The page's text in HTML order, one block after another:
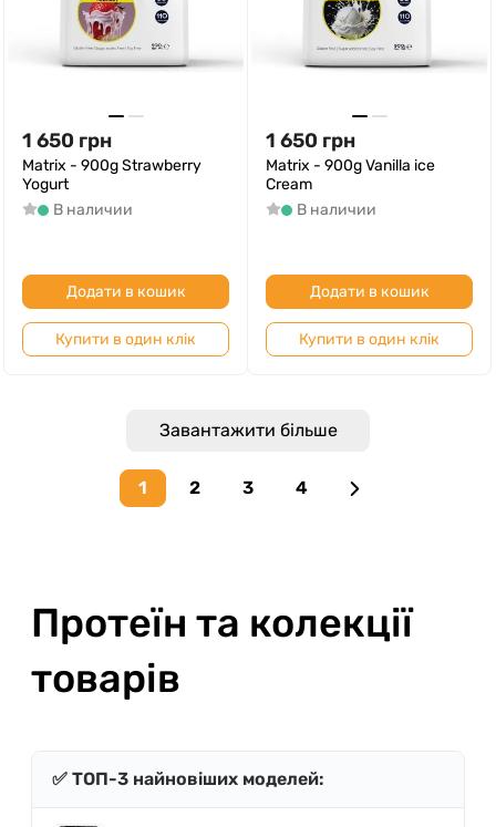
1 650 грн
Matrix - 900g Strawberry
Yogurt
В наличии
Додати в кошик
Купити в один клік
1 650 грн
Matrix - 900g Vanilla ice
Cream
В наличии
Додати в кошик
Купити в один клік
Завантажити більше
1 2 3 4
Next page
Протеїн та колекції
товарів
✅ ТОП-3 найновіших моделей: